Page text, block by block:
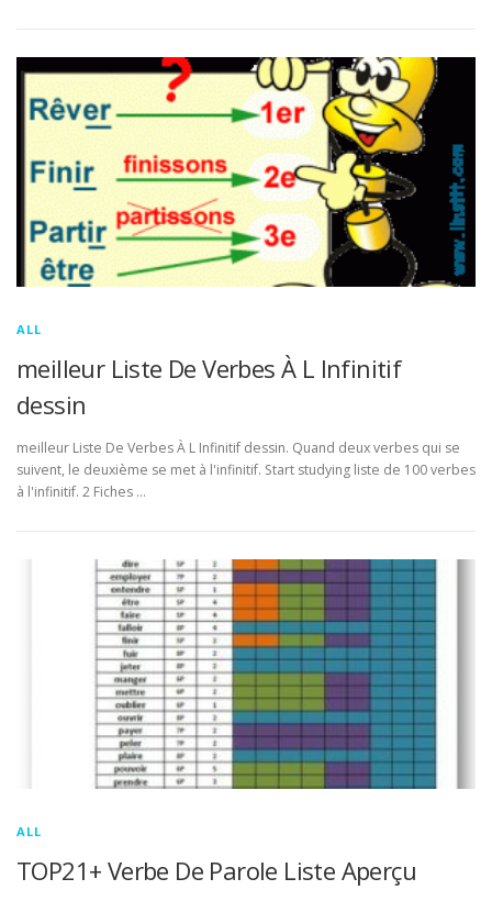
ALL
meilleur Liste De Verbes À L Infinitif
dessin
meilleur Liste De Verbes À L Infinitif dessin. Quand deux verbes qui se
suivent, le deuxième se met à l'infinitif. Start studying liste de 100 verbes
à l'infinitif. 2 Fiches …
ALL
TOP21+ Verbe De Parole Liste Aperçu